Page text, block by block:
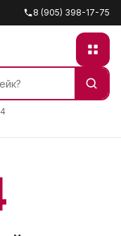
8 (905) 398-17-75